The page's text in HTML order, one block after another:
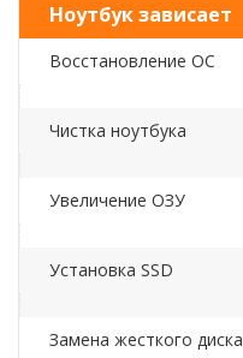
Ноутбук зависает
Восстановление ОС
Чистка ноутбука
Увеличение ОЗУ
Установка SSD
Замена жесткого диска